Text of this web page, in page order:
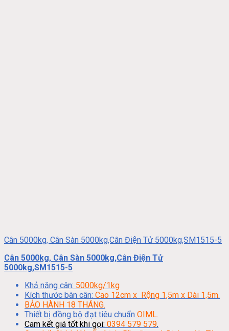
Cân 5000kg, Cân Sàn 5000kg,Cân Điện Tử 5000kg,SM1515-5
Cân 5000kg, Cân Sàn 5000kg,Cân Điện Tử
5000kg,SM1515-5
Khả năng cân: 5000kg/1kg
Kích thước bàn cân: Cao 12cm x Rộng 1,5m x Dài 1,5m.
BẢO HÀNH 18 THÁNG.
Thiết bị đồng bộ đạt tiêu chuẩn OIML.
Cam kết giá tốt khi gọi: 0394 579 579.